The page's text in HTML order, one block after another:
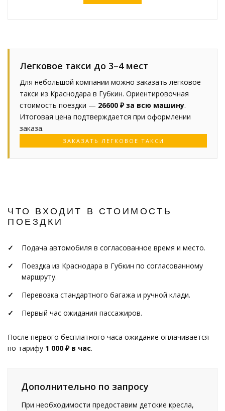
Легковое такси до 3–4 мест
Для небольшой компании можно заказать легковое
такси из Краснодара в Губкин. Ориентировочная
стоимость поездки — 26600 ₽ за всю машину.
Итоговая цена подтверждается при оформлении
заказа.
ЗАКАЗАТЬ ЛЕГКОВОЕ ТАКСИ
ЧТО ВХОДИТ В СТОИМОСТЬ
ПОЕЗДКИ
Подача автомобиля в согласованное время и место.
Поездка из Краснодара в Губкин по согласованному
маршруту.
Перевозка стандартного багажа и ручной клади.
Первый час ожидания пассажиров.
После первого бесплатного часа ожидание оплачивается
по тарифу 1 000 ₽ в час.
Дополнительно по запросу
При необходимости предоставим детские кресла,